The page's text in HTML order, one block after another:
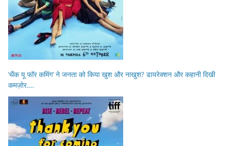
‘थैंक यू फॉर कमिंग’ ने जनता को किया खुश और नाखुश? डायरेक्शन और कहानी दिखी
कमज़ोर….